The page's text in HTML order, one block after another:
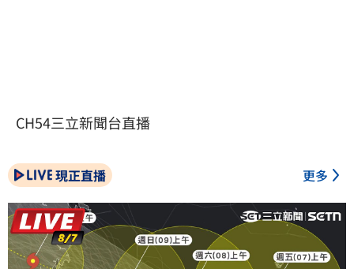
CH54三立新聞台直播
現正直播 更多